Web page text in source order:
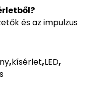
és az impulzus
,kísérlet,LED,